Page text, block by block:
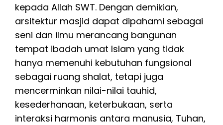
kepada Allah SWT. Dengan demikian,
arsitektur masjid dapat dipahami sebagai
seni dan ilmu merancang bangunan
tempat ibadah umat Islam yang tidak
hanya memenuhi kebutuhan fungsional
sebagai ruang shalat, tetapi juga
mencerminkan nilai-nilai tauhid,
kesederhanaan, keterbukaan, serta
interaksi harmonis antara manusia, Tuhan,